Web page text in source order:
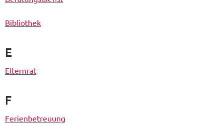
Bibliothek
E
Elternrat
F
Ferienbetreuung